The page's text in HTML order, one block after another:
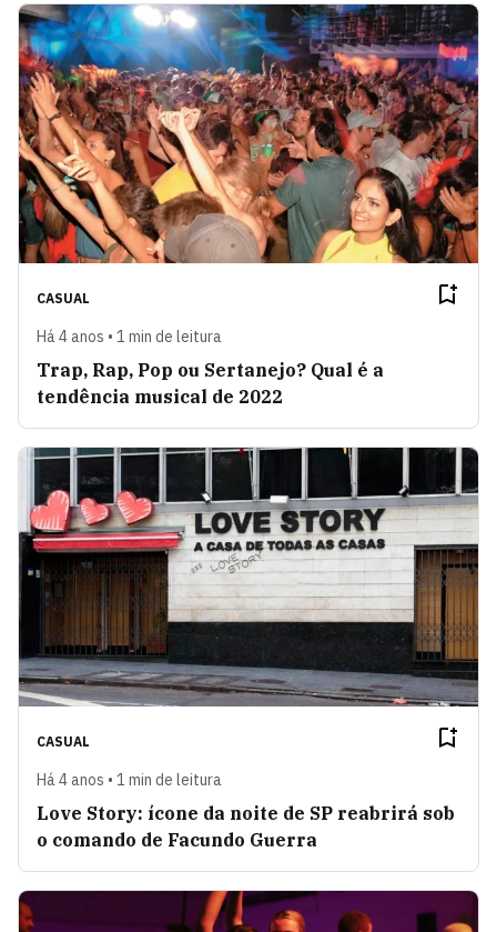
CASUAL
Há 4 anos • 1 min de leitura
Trap, Rap, Pop ou Sertanejo? Qual é a
tendência musical de 2022
CASUAL
Há 4 anos • 1 min de leitura
Love Story: ícone da noite de SP reabrirá sob
o comando de Facundo Guerra